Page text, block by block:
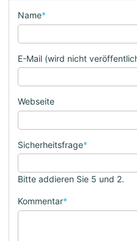
Name*
E-Mail (wird nicht
Webseite
Sicherheitsfrage*
Bitte addieren Sie 5 und 2.
Kommentar*